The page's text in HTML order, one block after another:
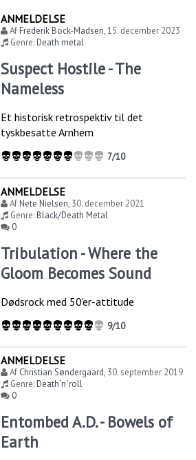
ANMELDELSE
AfFrederik Bock-Madsen,15. december 2023
Genre:Death metal
Suspect Hostile - The
Nameless
Et historisk retrospektiv til det
tyskbesatte Arnhem
7/10
ANMELDELSE
AfNete Nielsen, 30. december 2021
Genre:Black/Death Metal
0
Tribulation - Where the
Gloom Becomes Sound
Dødsrock med 50'er-attitude
9/10
ANMELDELSE
Af Christian Søndergaard, 30. september 2019
Genre:Death´n`roll
0
Entombed A.D. - Bowels of
Earth